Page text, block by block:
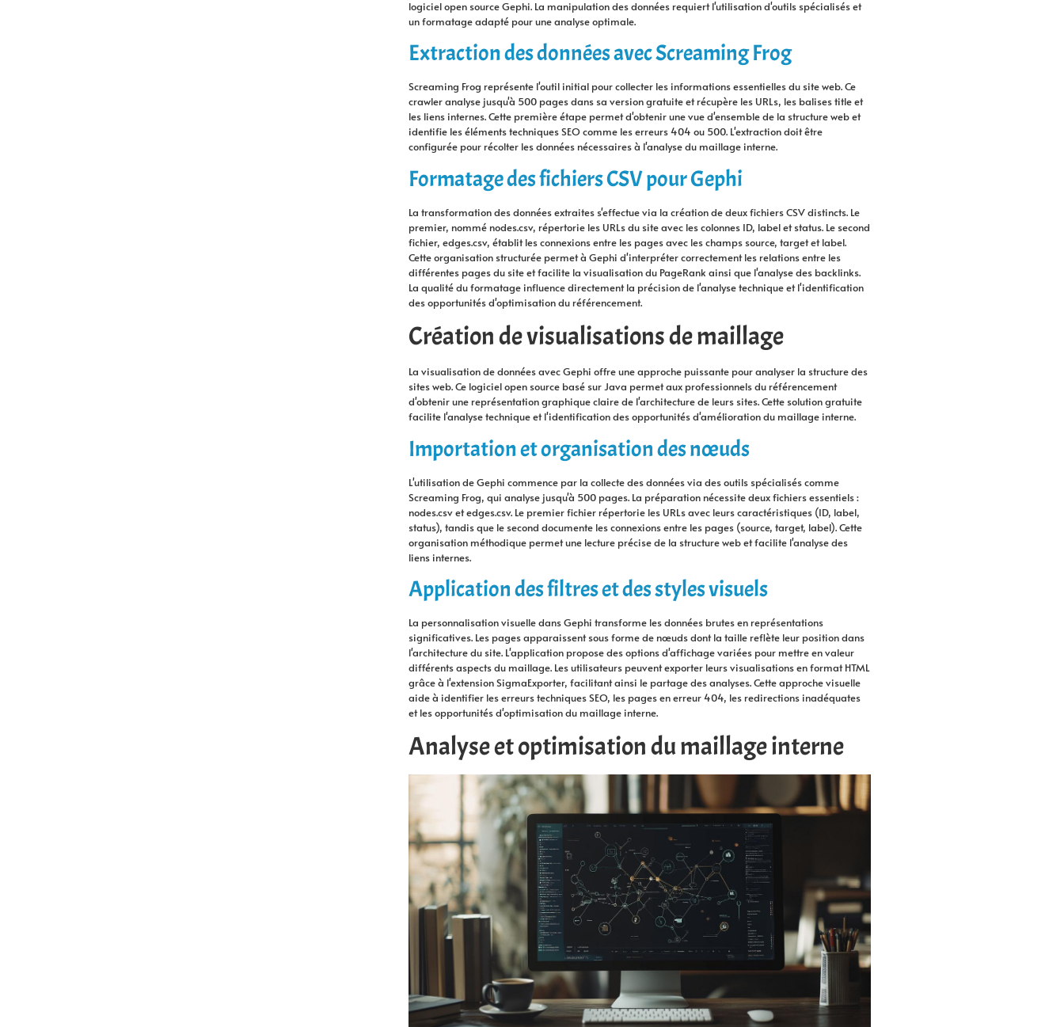
logiciel open source Gephi. La manipulation des données requiert l'utilisation d'outils spécialisés et
un formatage adapté pour une analyse optimale.
Extraction des données avec Screaming Frog
Screaming Frog représente l'outil initial pour collecter les informations essentielles du site web. Ce
crawler analyse jusqu'à 500 pages dans sa version gratuite et récupère les URLs, les balises title et
les liens internes. Cette première étape permet d'obtenir une vue d'ensemble de la structure web et
identifie les éléments techniques SEO comme les erreurs 404 ou 500. L'extraction doit être
configurée pour récolter les données nécessaires à l'analyse du maillage interne.
Formatage des fichiers CSV pour Gephi
La transformation des données extraites s'effectue via la création de deux fichiers CSV distincts. Le
premier, nommé nodes.csv, répertorie les URLs du site avec les colonnes ID, label et status. Le second
fichier, edges.csv, établit les connexions entre les pages avec les champs source, target et label.
Cette organisation structurée permet à Gephi d'interpréter correctement les relations entre les
différentes pages du site et facilite la visualisation du PageRank ainsi que l'analyse des backlinks.
La qualité du formatage influence directement la précision de l'analyse technique et l'identification
des opportunités d'optimisation du référencement.
Création de visualisations de maillage
La visualisation de données avec Gephi offre une approche puissante pour analyser la structure des
sites web. Ce logiciel open source basé sur Java permet aux professionnels du référencement
d'obtenir une représentation graphique claire de l'architecture de leurs sites. Cette solution gratuite
facilite l'analyse technique et l'identification des opportunités d'amélioration du maillage interne.
Importation et organisation des nœuds
L'utilisation de Gephi commence par la collecte des données via des outils spécialisés comme
Screaming Frog, qui analyse jusqu'à 500 pages. La préparation nécessite deux fichiers essentiels :
nodes.csv et edges.csv. Le premier fichier répertorie les URLs avec leurs caractéristiques (ID, label,
status), tandis que le second documente les connexions entre les pages (source, target, label). Cette
organisation méthodique permet une lecture précise de la structure web et facilite l'analyse des
liens internes.
Application des filtres et des styles visuels
La personnalisation visuelle dans Gephi transforme les données brutes en représentations
significatives. Les pages apparaissent sous forme de nœuds dont la taille reflète leur position dans
l'architecture du site. L'application propose des options d'affichage variées pour mettre en valeur
différents aspects du maillage. Les utilisateurs peuvent exporter leurs visualisations en format HTML
grâce à l'extension SigmaExporter, facilitant ainsi le partage des analyses. Cette approche visuelle
aide à identifier les erreurs techniques SEO, les pages en erreur 404, les redirections inadéquates
et les opportunités d'optimisation du maillage interne.
Analyse et optimisation du maillage interne